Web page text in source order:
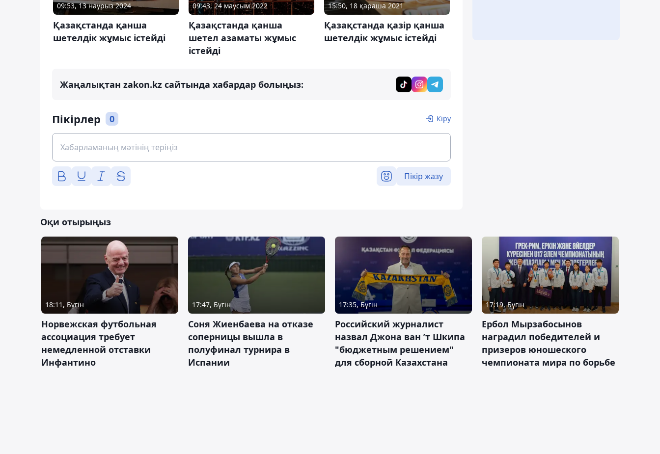
09:53, 13 наурыз 2024
Қазақстанда қанша
шетелдік жұмыс істейді
09:43, 24 маусым 2022
Қазақстанда қанша
шетел азаматы жұмыс
істейді
15:50, 18 қараша 2021
Қазақстанда қазір қанша
шетелдік жұмыс істейді
Жаңалықтан zakon.kz сайтында хабардар болыңыз:
Пікірлер 0 Кіру
Пікір жазу
Оқи отырыңыз
18:11, Бүгін
Норвежская футбольная
ассоциация требует
немедленной отставки
Инфантино
17:47, Бүгін
Соня Жиенбаева на отказе
соперницы вышла в
полуфинал турнира в
Испании
17:35, Бүгін
Российский журналист
назвал Джона ван ’т Шкипа
"бюджетным решением"
для сборной Казахстана
17:19, Бүгін
Ербол Мырзабосынов
наградил победителей и
призеров юношеского
чемпионата мира по борьбе